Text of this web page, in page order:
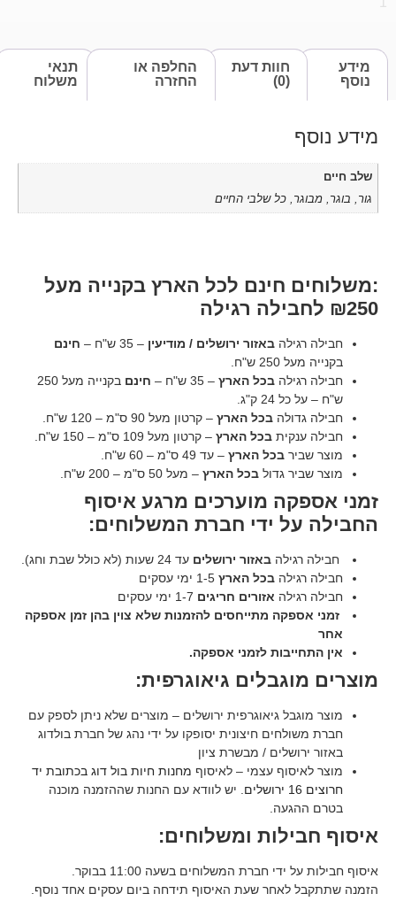
תנאי
משלוח
חוות דעת
החלפה או
החזרה
כל שלבי החיים
חינם לכל הארץ בקנייה מעל
באזור ירושלים / מודיעין– 35 ש"ח –
חינם
בכל הארץ– 35 ש"ח – חינם
בקנייה מעל 250
בכל הארץ – קרטון מעל 90 ס"מ – 120 ש"ח.
בכל הארץ – קרטון מעל 109 ס"מ – 150 ש"ח.
בכל הארץ– עד 49 ס"מ – 60 ש"ח.
בכל הארץ– מעל 50 ס"מ – 200 ש"ח.
מוערכים מרגע איסוף
ידי חברת המשלוחים:
באזור ירושליםעד 24 שעות (לא כולל שבת וחג).
בכל הארץ1-5 ימי עסקים
אזורים חריגים1-7 ימי עסקים
מתייחסים להזמנות שלא צוין בהן זמן אספקה
לזמני אספקה.
גיאוגרפית:
גיאוגרפית ירושלים – מוצרים שלא ניתן לספק עם
חיצונית יסופקו על ידי נהג של חברת בולדוג
/ מבשרת ציון
עצמי – לאיסוףמחנות חיות בול דוג בכתובת יד
. יש לוודא עם החנות שההזמנה מוכנה
ומשלוחים:
חברת המשלוחים בשעה 11:00 בבוקר.
שעת האיסוף תידחה ביום עסקים אחד נוסף.